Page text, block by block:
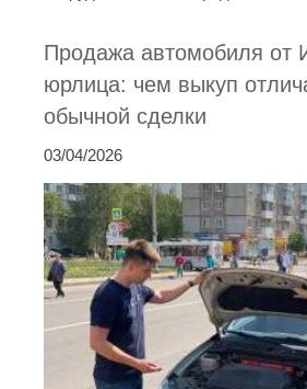
Продажа автомобиля от
юрлица: чем выкуп
обычной сделки
03/04/2026